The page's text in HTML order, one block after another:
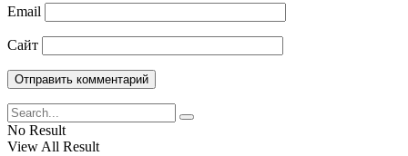
Email
Сайт
No Result
View All Result